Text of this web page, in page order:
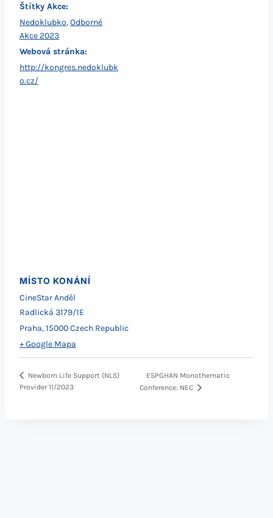
Štítky Akce:
Nedoklubko,Odborné
Akce 2023
Webová stránka:
http://kongres.nedoklubk
o.cz/
MÍSTO KONÁNÍ
CineStar Anděl
Radlická 3179/1E
Praha,15000Czech Republic
+ Google Mapa
Newborn Life Support (NLS)
Provider 11/2023
ESPGHAN Monothematic
Conference: NEC